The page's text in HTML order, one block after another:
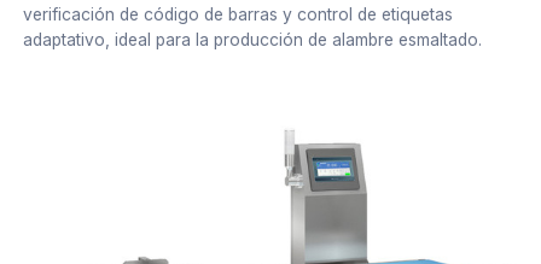
verificación de código de barras y control de etiquetas
adaptativo, ideal para la producción de alambre esmaltado.